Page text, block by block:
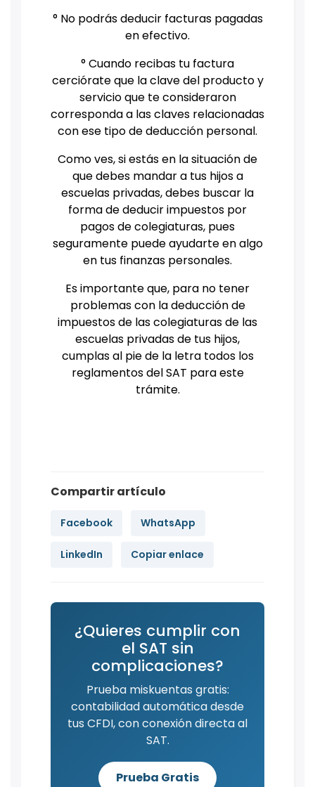
° No podrás deducir facturas pagadas
en efectivo.
° Cuando recibas tu factura
cerciórate que la clave del producto y
servicio que te consideraron
corresponda a las claves relacionadas
con ese tipo de deducción personal.
Como ves, si estás en la situación de
que debes mandar a tus hijos a
escuelas privadas, debes buscar la
forma de deducir impuestos por
pagos de colegiaturas, pues
seguramente puede ayudarte en algo
en tus finanzas personales.
Es importante que, para no tener
problemas con la deducción de
impuestos de las colegiaturas de las
escuelas privadas de tus hijos,
cumplas al pie de la letra todos los
reglamentos del SAT para este
trámite.
Compartir artículo
Facebook WhatsApp
LinkedIn Copiar enlace
¿Quieres cumplir con
el SAT sin
complicaciones?
Prueba miskuentas gratis:
contabilidad automática desde
tus CFDI, con conexión directa al
SAT.
Prueba Gratis